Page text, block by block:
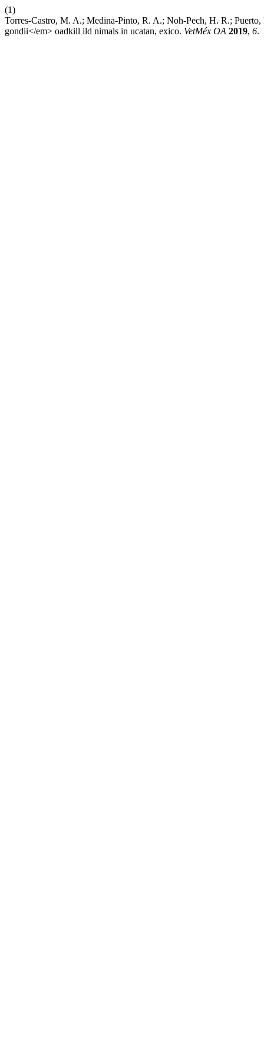
(1)
Torres-Castro, M. A.; Medina-Pinto, R. A.; Noh-Pech, H. R.;
gondii</em> oadkill ild nimals in ucatan, exico. VetMéx OA 2019, 6.